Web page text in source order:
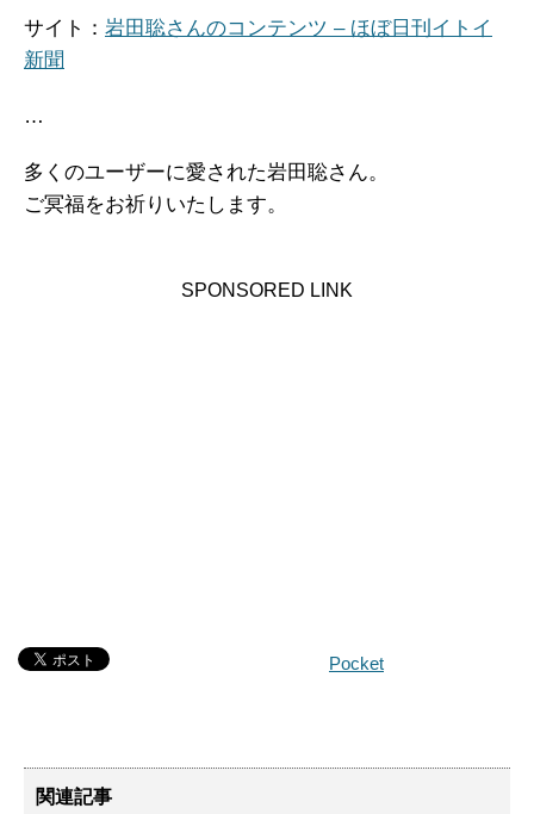
サイト： 岩田聡さんのコンテンツ – ほぼ日刊イトイ
新聞
…
多くのユーザーに愛された岩田聡さん。
ご冥福をお祈りいたします。
SPONSORED LINK
Pocket
関連記事